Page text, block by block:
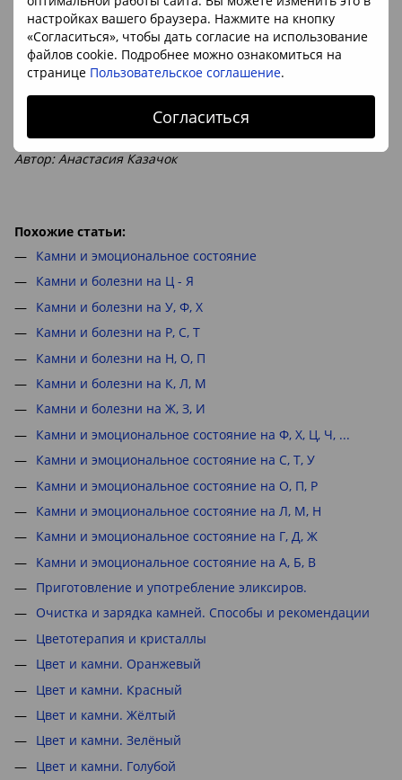
настройках вашего браузера. Нажмите на кнопку
«Согласиться», чтобы дать согласие на использование
файлов cookie. Подробнее можно ознакомиться на
странице Пользовательское соглашение.
Согласиться
• Восстанавливает зрение, нормализует работу
щитовидной железы.
• Болезни ЖКТ (желудочно-кишечного тракта) и печени –
принимать эликсиры и делать аппликации на орган.
Подобрать аквамарин можно ЗДЕСЬ
Автор: Анастасия Казачок
Похожие статьи:
Камни и эмоциональное состояние
Камни и болезни на Ц - Я
Камни и болезни на У, Ф, Х
Камни и болезни на Р, С, Т
Камни и болезни на Н, О, П
Камни и болезни на К, Л, М
Камни и болезни на Ж, З, И
Камни и эмоциональное состояние на Ф, Х, Ц, Ч, ...
Камни и эмоциональное состояние на С, Т, У
Камни и эмоциональное состояние на О, П, Р
Камни и эмоциональное состояние на Л, М, Н
Камни и эмоциональное состояние на Г, Д, Ж
Камни и эмоциональное состояние на А, Б, В
Приготовление и употребление эликсиров.
Очистка и зарядка камней. Способы и рекомендации
Цветотерапия и кристаллы
Цвет и камни. Оранжевый
Цвет и камни. Красный
Цвет и камни. Жёлтый
Цвет и камни. Зелёный
Цвет и камни. Голубой